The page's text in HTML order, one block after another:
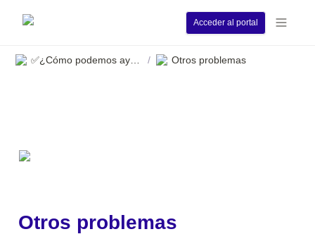
Acceder al portal
/ Otros problemas
Otros problemas